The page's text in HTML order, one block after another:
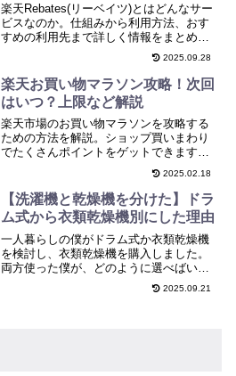
楽天Rebates(リーベイツ)とはどんなサー
ビスなのか。仕組みから利用方法、おす
すめの利用先まで詳しく情報をまとめま
した。利用する際の注意点も解説してい
るのであわせて読んでおいてください。
2025.09.28
楽天お買い物マラソン攻略！次回
はいつ？上限など解説
楽天市場のお買い物マラソンを攻略する
ための方法を解説。ショップ買いまわり
でたくさんポイントをゲットできますの
2025.02.18
【洗濯機と乾燥機を分けた】ドラ
ム式から衣類乾燥機別にした理由
一人暮らしの僕がドラム式か衣類乾燥機
を検討し、衣類乾燥機を購入しました。
両方使った僕が、どのように選べばいい
のかドラム式がいいか、縦型洗濯機+衣類
乾燥機がいいのかを比較してまとめまし
2025.09.21